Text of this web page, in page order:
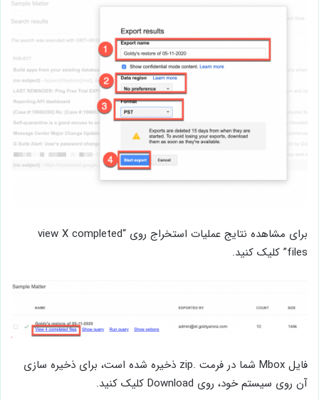
برای مشاهده نتایج عملیات استخراج روی “view X completed
files” کلیک کنید.
فایل Mbox شما در فرمت .zip ذخیره شده است، برای ذخیره سازی
آن روی سیستم خود، روی Download کلیک کنید.